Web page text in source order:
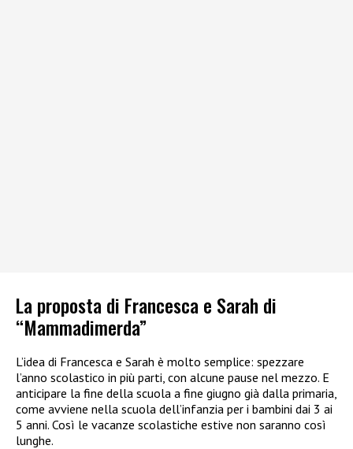
La proposta di Francesca e Sarah di
“Mammadimerda”
L’idea di Francesca e Sarah è molto semplice: spezzare
l’anno scolastico in più parti, con alcune pause nel mezzo. E
anticipare la fine della scuola a fine giugno già dalla primaria,
come avviene nella scuola dell’infanzia per i bambini dai 3 ai
5 anni. Così le vacanze scolastiche estive non saranno così
lunghe.